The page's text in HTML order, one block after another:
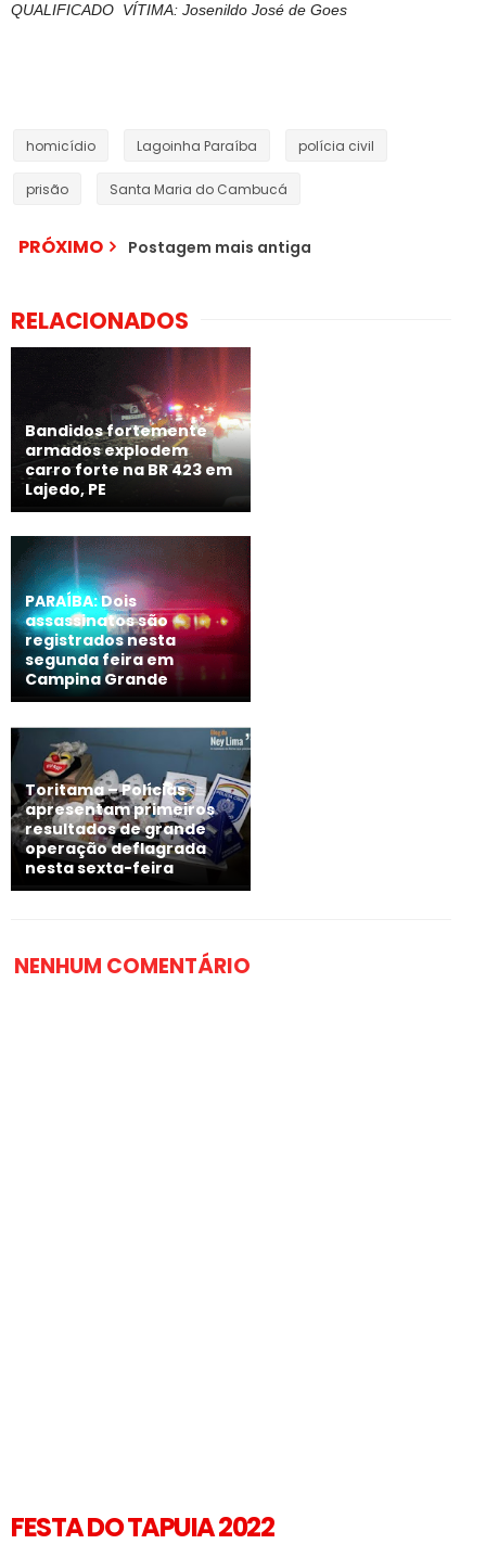
QUALIFICADO VÍTIMA: Josenildo José de Goes
homicídio Lagoinha Paraíba polícia civil
prisão Santa Maria do Cambucá
PRÓXIMO Postagem mais antiga
RELACIONADOS
Bandidos fortemente
armados explodem
carro forte na BR 423 em
Lajedo, PE
PARAÍBA: Dois
assassinatos são
registrados nesta
segunda feira em
Campina Grande
Toritama – Polícias
apresentam primeiros
resultados de grande
operação deflagrada
nesta sexta-feira
NENHUM COMENTÁRIO
FESTA DO TAPUIA 2022